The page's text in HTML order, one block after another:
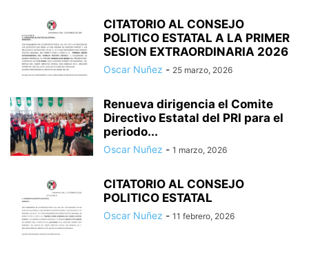
CITATORIO AL CONSEJO
POLITICO ESTATAL A LA PRIMER
SESION EXTRAORDINARIA 2026
Oscar Nuñez - 25 marzo, 2026
Renueva dirigencia el Comite
Directivo Estatal del PRI para el
periodo...
Oscar Nuñez - 1 marzo, 2026
CITATORIO AL CONSEJO
POLITICO ESTATAL
Oscar Nuñez - 11 febrero, 2026